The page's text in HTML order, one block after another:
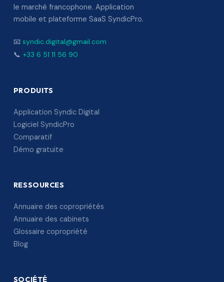
le marché francophone. Application
mobile et plateforme SaaS SyndicPro.
📧 syndic.digital@gmail.com
📞 +33 6 51 11 56 90
PRODUITS
Application Syndic Digital
Logiciel SyndicPro
Comparatif
Démo gratuite
RESSOURCES
Annuaire des copropriétés
Annuaire des cabinets
Glossaire copropriété
Blog
SOCIÉTÉ